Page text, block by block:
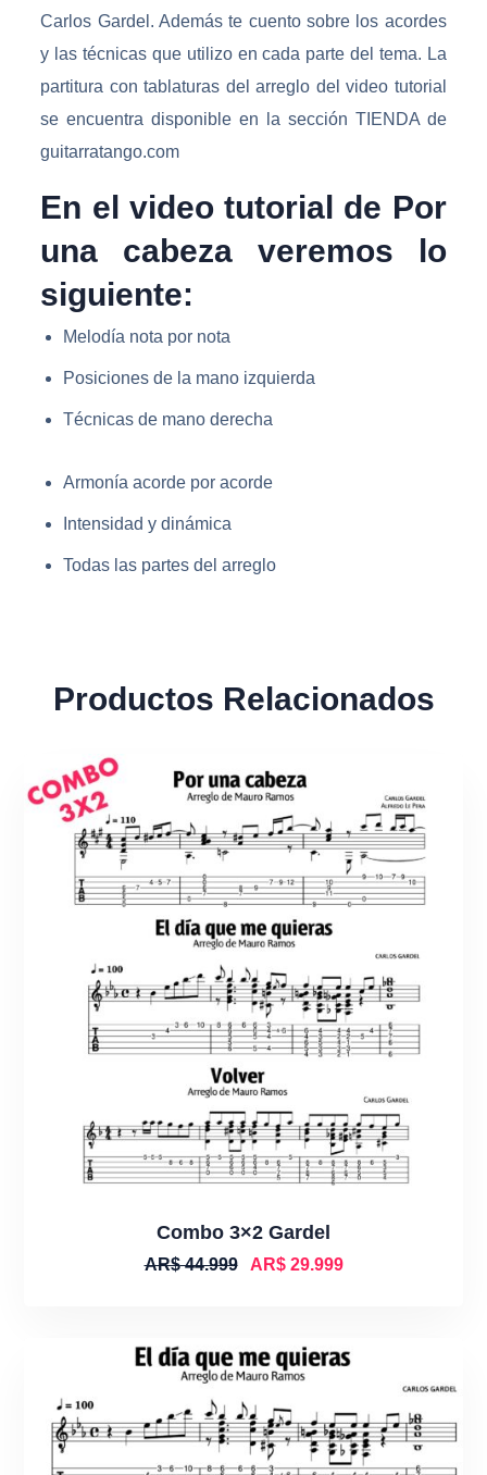
Carlos Gardel. Además te cuento sobre los acordes
y las técnicas que utilizo en cada parte del tema. La
partitura con tablaturas del arreglo del video tutorial
se encuentra disponible en la sección TIENDA de
guitarratango.com
En el video tutorial de Por
una cabeza veremos lo
siguiente:
Melodía nota por nota
Posiciones de la mano izquierda
Técnicas de mano derecha
Armonía acorde por acorde
Intensidad y dinámica
Todas las partes del arreglo
Productos Relacionados
Combo 3×2 Gardel
AR$44.999 AR$29.999